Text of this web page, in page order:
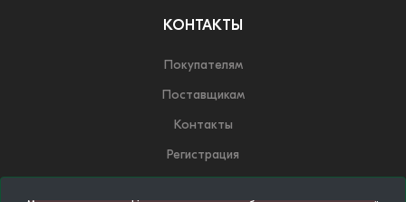
КОНТАКТЫ
Покупателям
Поставщикам
Контакты
Регистрация